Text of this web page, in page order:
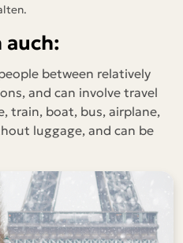
auch:
between relatively
and can involve travel
train, boat, bus, airplane,
luggage, and can be